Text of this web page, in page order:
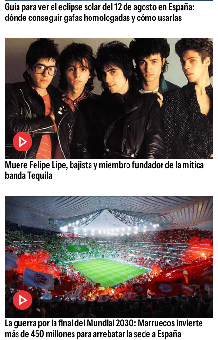
Guía para ver el eclipse solar del 12 de agosto en España:
dónde conseguir gafas homologadas y cómo usarlas
Muere Felipe Lipe, bajista y miembro fundador de la mítica
banda Tequila
La guerra por la final del Mundial 2030: Marruecos invierte
más de 450 millones para arrebatar la sede a España